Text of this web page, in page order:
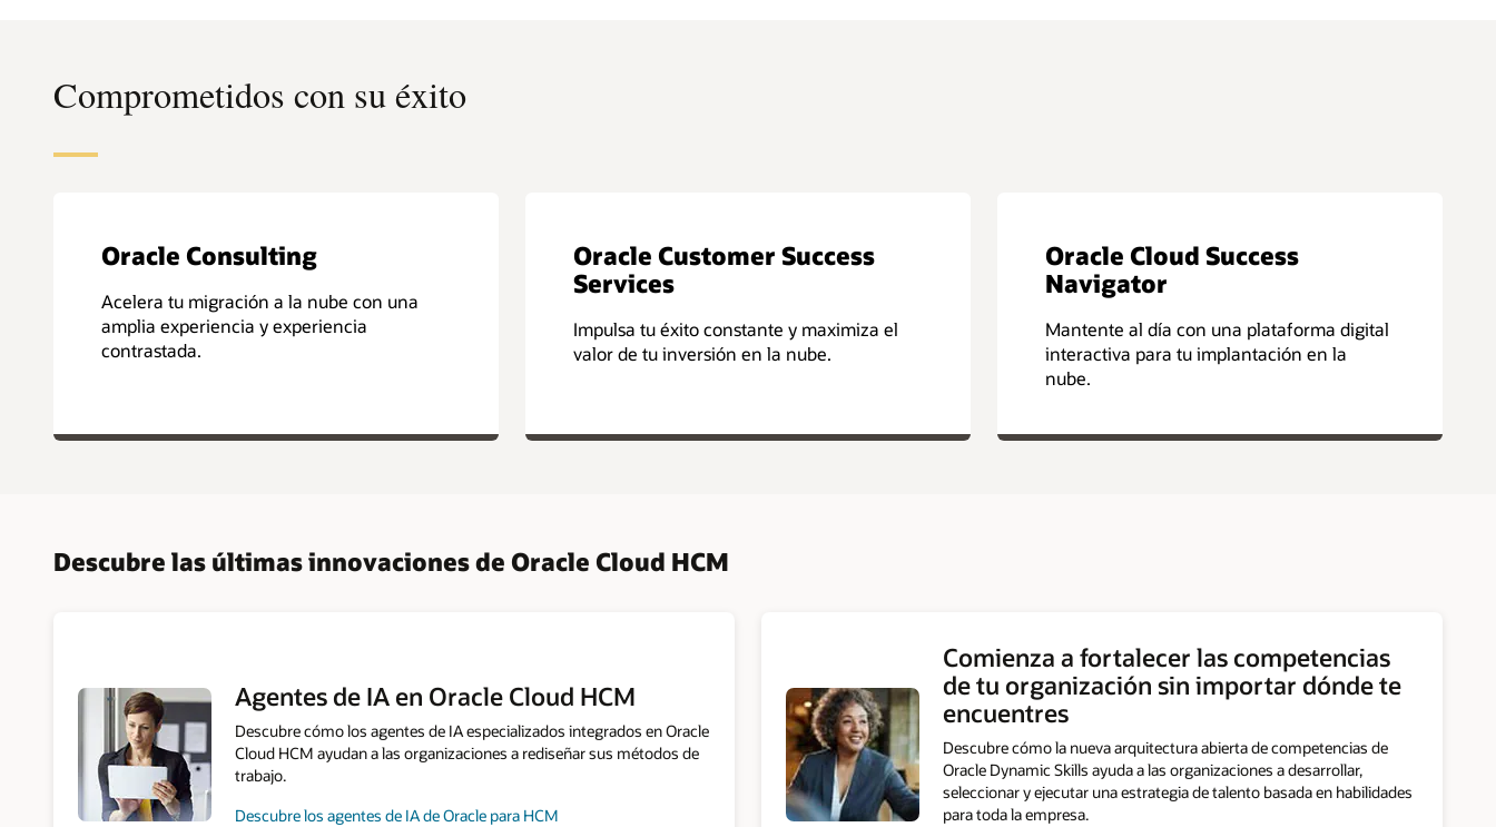
Comprometidos con su éxito
Oracle Consulting
Acelera tu migración a la nube con una
amplia experiencia y experiencia
contrastada.
Oracle Customer Success
Services
Impulsa tu éxito constante y maximiza el
valor de tu inversión en la nube.
Oracle Cloud Success
Navigator
Mantente al día con una plataforma digital
interactiva para tu implantación en la
nube.
Descubre las últimas innovaciones de Oracle Cloud HCM
Agentes de IA en Oracle Cloud HCM
Descubre cómo los agentes de IA especializados integrados en Oracle
Cloud HCM ayudan a las organizaciones a rediseñar sus métodos de
trabajo.
Descubre los agentes de IA de Oracle para HCM
Comienza a fortalecer las competencias
de tu organización sin importar dónde te
encuentres
Descubre cómo la nueva arquitectura abierta de competencias de
Oracle Dynamic Skills ayuda a las organizaciones a desarrollar,
seleccionar y ejecutar una estrategia de talento basada en habilidades
para toda la empresa.